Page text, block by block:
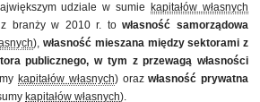
udziale w sumie
kapitałów własnych
branży w 2010 r. towłasność samorządowa
), własność mieszana między sektorami z
publicznego, w tym z przewagą własności
kapitałów własnych) orazwłasność prywatna
kapitałów własnych).